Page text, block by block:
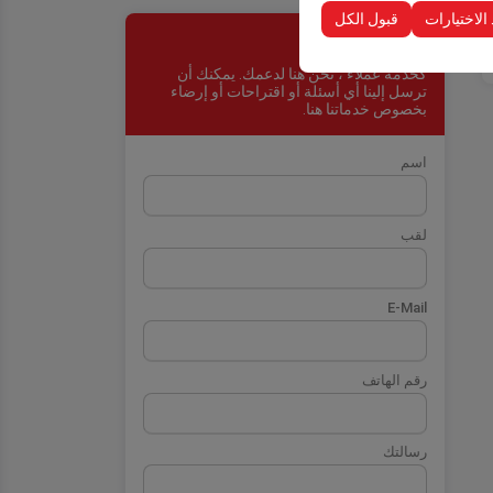
الاختيارات قبول الكل
اتصل
كخدمة عملاء ، نحن هنا لدعمك. يمكنك أن
ترسل إلينا أي أسئلة أو اقتراحات أو إرضاء
بخصوص خدماتنا هنا.
اسم
لقب
E-Mail
رقم الهاتف
رسالتك